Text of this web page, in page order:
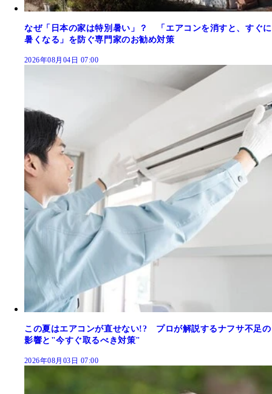
なぜ「日本の家は特別暑い」？ 「エアコンを消すと、すぐに
暑くなる」を防ぐ専門家のお勧め対策
2026年08月04日 07:00
この夏はエアコンが直せない!? プロが解説するナフサ不足の
影響と"今すぐ取るべき対策"
2026年08月03日 07:00